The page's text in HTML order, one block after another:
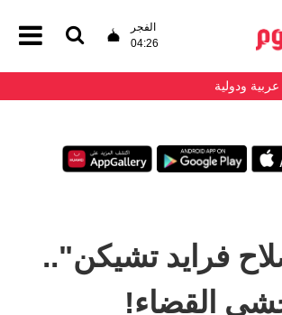
الفجر
04:26
عربية ودولية
فرايد تشيكن"..
القضاء!